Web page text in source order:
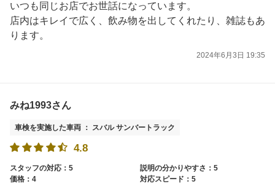
いつも同じお店でお世話になっています。
店内はキレイで広く、飲み物を出してくれたり、雑誌もあ
ります。
2024年6月3日 19:35
みね1993さん
車検を実施した車両 ： スバル サンバートラック
4.8
スタッフの対応：5
説明の分かりやすさ：5
価格：4
対応スピード：5